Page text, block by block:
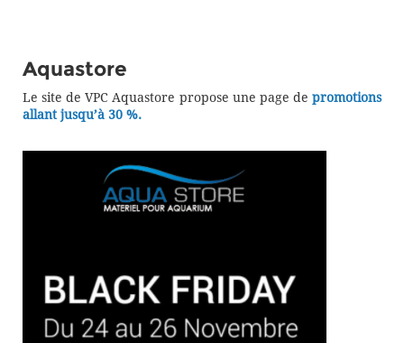
Aquastore
Le site de VPC Aquastore propose une page de promotions
allant jusqu’à 30 %.